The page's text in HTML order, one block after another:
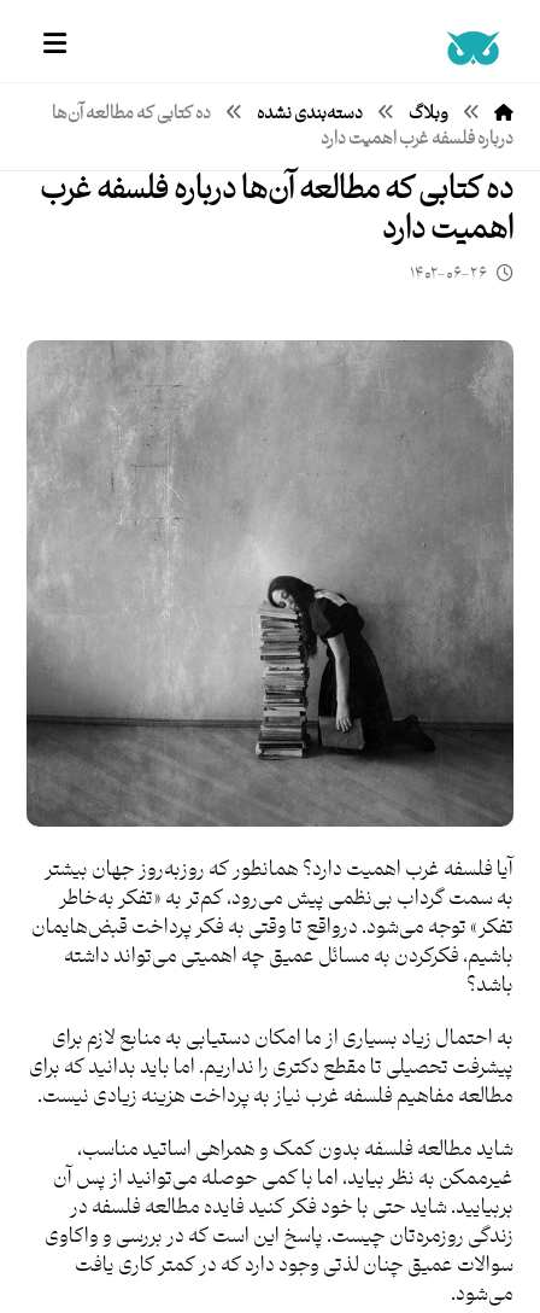
وبلاگ دسته‌بندی نشده
ده کتابی که مطالعه آن‌ها
درباره فلسفه غرب اهمیت دارد
ده کتابی که مطالعه آن‌ها درباره فلسفه غرب
اهمیت دارد
۱۴۰۲-۰۶-۲۶
آیا فلسفه غرب اهمیت دارد؟ همانطور که روزبه‌روز جهان بیشتر
به سمت گرداب بی‌نظمی پیش می‌رود، کم‌تر به «تفکر به‌خاطر
تفکر» توجه می‌شود. درواقع تا وقتی به فکر پرداخت قبض‌هایمان
باشیم، فکرکردن به مسائل عمیق چه اهمیتی می‌تواند داشته
باشد؟
به‌ احتمال زیاد بسیاری از ما امکان دستیابی به منابع لازم برای
پیشرفت تحصیلی تا مقطع دکتری را نداریم. اما باید بدانید که برای
مطالعه مفاهیم فلسفه غرب نیاز به پرداخت هزینه زیادی نیست.
شاید مطالعه فلسفه بدون کمک و همراهی اساتید مناسب،
غیرممکن به‌ نظر بیاید، اما با کمی حوصله می‌توانید از پس آن
بربیایید. شاید حتی با خود فکر کنید فایده مطالعه فلسفه در
زندگی روزمره‌تان چیست. پاسخ این است که در بررسی و واکاوی
سوالات عمیق چنان لذتی وجود دارد که در کمتر کاری یافت
می‌شود.